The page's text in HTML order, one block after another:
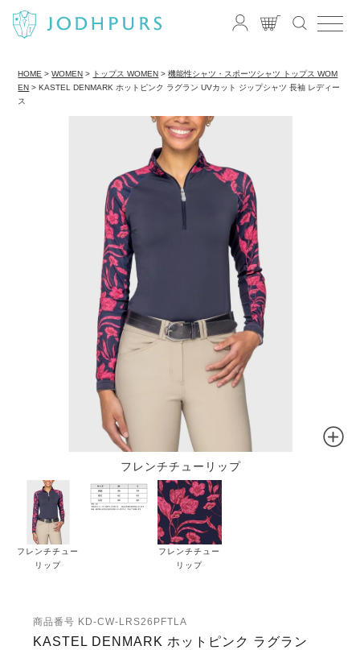
HOME WOMEN トップス WOMEN
機能性シャツ・スポーツシャツ トップス WOM
EN
KASTEL DENMARK ホットピンク ラグラン UVカット ジップシャツ 長袖 レディー
ス
フレンチチューリップ
フレンチチュー
リップ
フレンチチュー
リップ
商品番号 KD-CW-LRS26PFTLA
KASTEL DENMARK ホットピンク ラグラン